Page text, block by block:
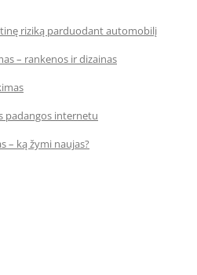
riziką parduodant automobilį
– rankenos ir dizainas
padangos internetu
– ką žymi naujas?